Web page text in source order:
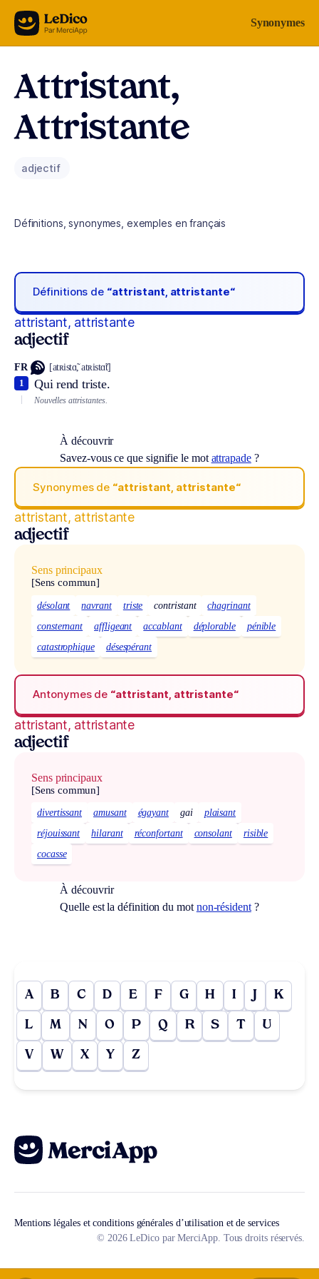
Aller au contenu Synonymes
Attristant,
Attristante
adjectif
Définitions, synonymes, exemples en français
Définitions de “attristant, attristante“
attristant, attristante
adjectif
FR [atʀistɑ̃, atʀistɑ̃t]
Qui rend triste.
1
Nouvelles attristantes.
À découvrir
Savez-vous ce que signifie le mot attrapade?
Synonymes de “attristant, attristante“
attristant, attristante
adjectif
Sens principaux
[Sens commun]
désolant navrant triste contristant
chagrinant
consternant
affligeant accablant déplorable
pénible
catastrophique
désespérant
Antonymes de “attristant, attristante“
attristant, attristante
adjectif
Sens principaux
[Sens commun]
divertissant amusant égayant gai
plaisant
réjouissant
hilarant réconfortant consolant
risible
cocasse
À découvrir
Quelle est la définition du mot non-résident?
A B C D E F G H I J K
L M N O P Q R S T U
V W X Y Z
Mentions légales et conditions générales d’utilisation et de services
© 2026 LeDico par MerciApp. Tous droits réservés.